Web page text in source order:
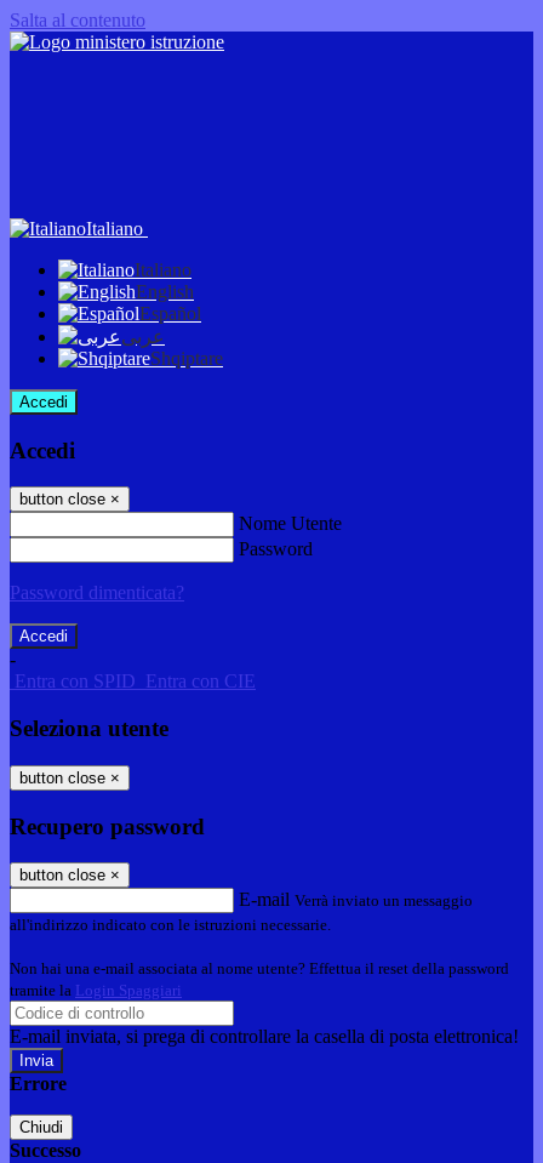
Salta al contenuto
Italiano
Italiano
English
Español
عربى
Shqiptare
Accedi
Accedi
button close ×
Nome Utente
Password
Password dimenticata?
-
Entra con SPID Entra con CIE
Seleziona utente
button close ×
Recupero password
button close ×
E-mail Verrà inviato un messaggio
all'indirizzo indicato con le istruzioni necessarie.
Non hai una e-mail associata al nome utente? Effettua il reset della password
tramite la Login Spaggiari
E-mail inviata, si prega di controllare la casella di posta elettronica!
Errore
Chiudi
Successo